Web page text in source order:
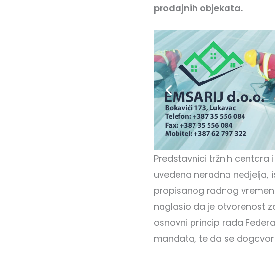
prodajnih objekata.
Predstavnici tržnih centara
uvedena neradna nedjelja,
propisanog radnog
naglasio da je otvorenost
osnovni princip rada
mandata, te da se